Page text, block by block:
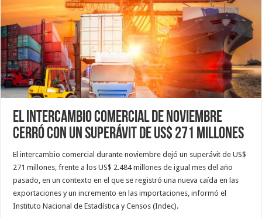
El Intercambio comercial de noviembre
cerró con un superávit de US$ 271 millones
El intercambio comercial durante noviembre dejó un superávit de US$
271 millones, frente a los US$ 2.484 millones de igual mes del año
pasado, en un contexto en el que se registró una nueva caída en las
exportaciones y un incremento en las importaciones, informó el
Instituto Nacional de Estadística y Censos (Indec).